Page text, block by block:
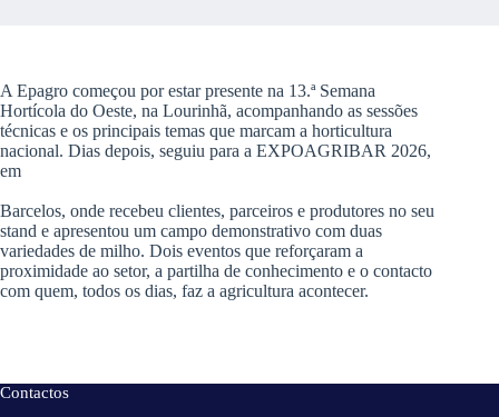
A Epagro começou por estar presente na 13.ª Semana
Hortícola do Oeste, na Lourinhã, acompanhando as sessões
técnicas e os principais temas que marcam a horticultura
nacional. Dias depois, seguiu para a EXPOAGRIBAR 2026,
em
Barcelos, onde recebeu clientes, parceiros e produtores no seu
stand e apresentou um campo demonstrativo com duas
variedades de milho. Dois eventos que reforçaram a
proximidade ao setor, a partilha de conhecimento e o contacto
com quem, todos os dias, faz a agricultura acontecer.
Contactos